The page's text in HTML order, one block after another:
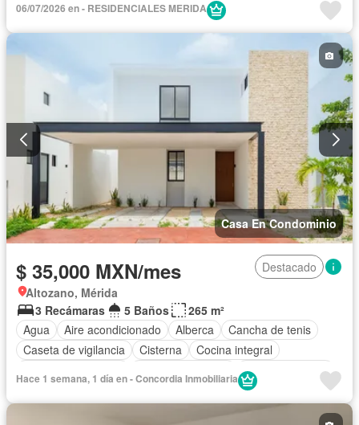
06/07/2026 en - RESIDENCIALES MERIDA
Casa En Condominio
$ 35,000 MXN/mes
Destacado
Altozano, Mérida
3 Recámaras
5 Baños
265 m²
Agua
Aire acondicionado Alberca
Cancha de tenis
Caseta de vigilancia
Cisterna
Cocina integral
Estacionamiento
Sala polivalente
Hace 1 semana, 1 día en - Concordia Inmobiliaria